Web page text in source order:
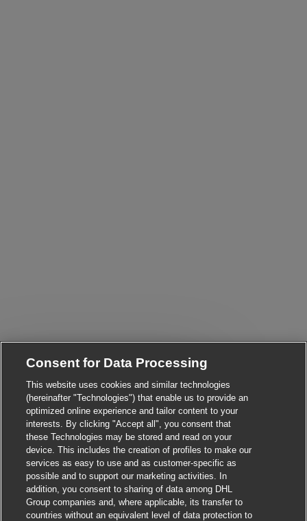
Consent for Data Processing
This website uses cookies and similar technologies
(hereinafter "Technologies") that enable us to provide an
optimized online experience and tailor content to your
interests. By clicking "Accept all", you consent that
these Technologies may be stored and read on your
device. This includes the creation of profiles to make our
services as easy to use and as customer-specific as
possible and to support our marketing activities. In
addition, you consent to sharing of data among DHL
Group companies and, where applicable, its transfer to
countries without an equivalent level of data protection to
Hi! Are you interested in this job? Close chatbot
I'm interested Find similar jobs